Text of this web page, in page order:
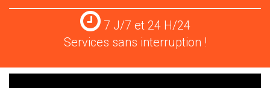
Services
24
H/24
7 J/7 et 24 H/24
Services sans interruption !